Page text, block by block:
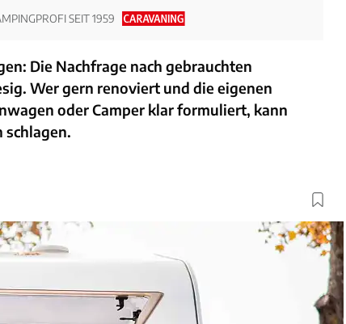
SEIT 1959
Die Nachfrage nach gebrauchten
Wer gern renoviert und die eigenen
oder Camper klar formuliert, kann
schlagen.